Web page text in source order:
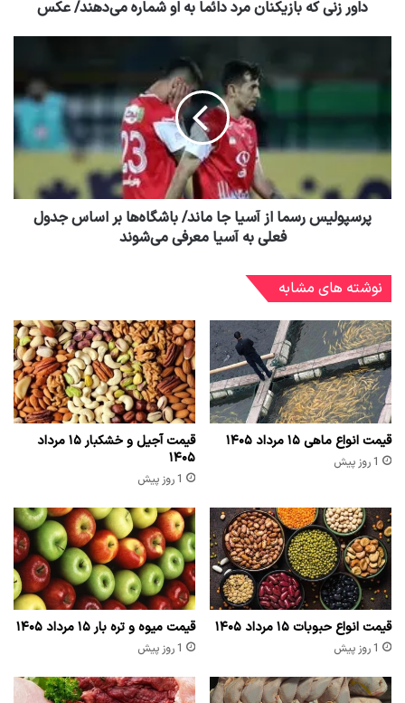
داور زنی که بازیکنان مرد دائما به او شماره می‌دهند/ عکس
پرسپولیس رسما از آسیا جا ماند/ باشگاه‌ها بر اساس جدول
فعلی به آسیا معرفی می‌شوند
نوشته های مشابه
قیمت انواع ماهی ۱۵ مرداد ۱۴۰۵
1 روز پیش
قیمت آجیل و خشکبار ۱۵ مرداد
۱۴۰۵
1 روز پیش
قیمت انواع حبوبات ۱۵ مرداد ۱۴۰۵
1 روز پیش
قیمت میوه و تره بار ۱۵ مرداد ۱۴۰۵
1 روز پیش